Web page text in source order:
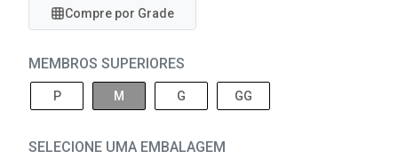
Compre por Grade
MEMBROS SUPERIORES
P M G GG
SELECIONE UMA EMBALAGEM